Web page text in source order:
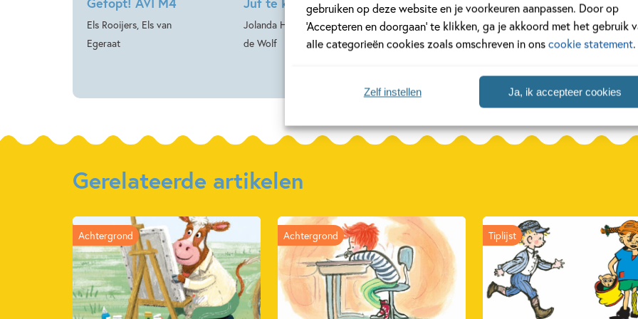
gebruiken op deze website en je voorkeuren aanpassen. Door op
‘Accepteren en doorgaan’ te klikken, ga je akkoord met het gebruik
alle categorieën cookies zoals omschreven in onscookie statement.
Ja, ik accepteer cookies
Zelf instellen
Els Rooijers, Els van
Egeraat
Jolanda Horsten, Barbara
de Wolf
waard AVI E3
Tosca Menten, Elly Hees
S M 3
Bas Rompa, Willeke
Gerelateerde artikelen
Achtergrond Achtergrond Tiplijst